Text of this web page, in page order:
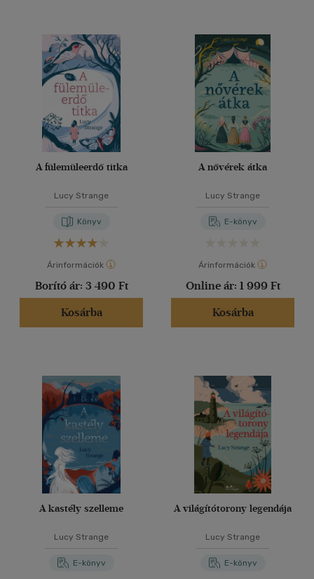
A fülemüleerdő titka
Lucy Strange
Könyv
Árinformációk
Borító ár: 3 490 Ft
Kosárba
A nővérek átka
Lucy Strange
E-könyv
Árinformációk
Online ár: 1 999 Ft
Kosárba
A kastély szelleme
Lucy Strange
E-könyv
A világítótorony legendája
Lucy Strange
E-könyv